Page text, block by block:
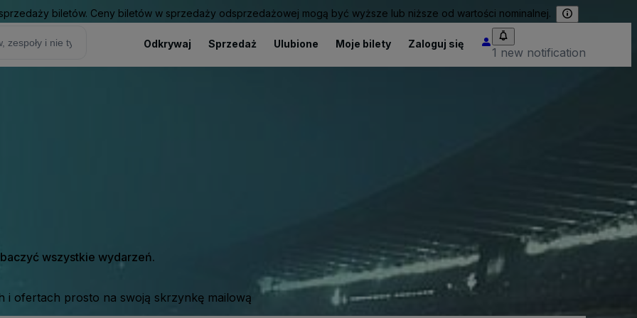
biletów. Ceny biletów w sprzedaży odsprzedażowej mogą być wyższe lub niższe od wartości nominalnej.
Odkrywaj Sprzedaż Ulubione Moje bilety Zaloguj się
1 new notification
wszystkie wydarzeń.
ofertach prosto na swoją skrzynkę mailową